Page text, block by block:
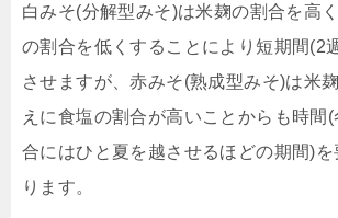
白みそ(分解型みそ)は米麹の割合を高
の割合を低くすることにより短期間(2
させますが、赤みそ(熟成型みそ)は米
えに食塩の割合が高いことからも時間
合にはひと夏を越させるほどの期間)
ります。